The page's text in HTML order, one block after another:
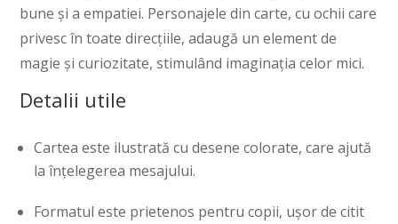
bune și a empatiei. Personajele din carte, cu ochii care
privesc în toate direcțiile, adaugă un element de
magie și curiozitate, stimulând imaginația celor mici.
Detalii utile
Cartea este ilustrată cu desene colorate, care ajută
la înțelegerea mesajului.
Formatul este prietenos pentru copii, ușor de citit